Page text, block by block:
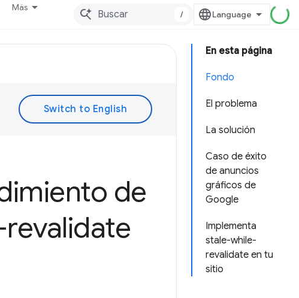
Más
/
En esta página
Fondo
El problema
La solución
Caso de éxito
de anuncios
gráficos de
Google
Implementa
stale-while-
revalidate en tu
sitio
de